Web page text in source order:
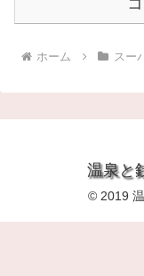
ホーム スー
温泉と
© 2019